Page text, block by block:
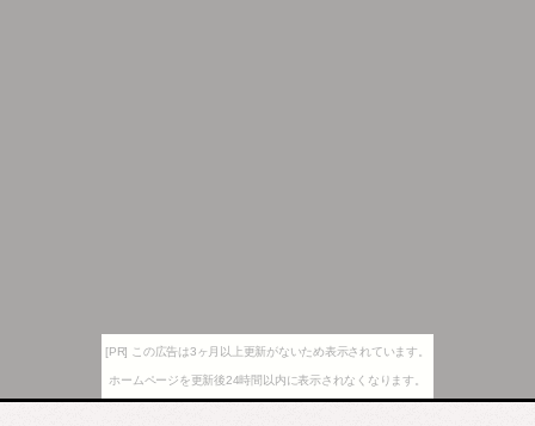
[PR] この広告は3ヶ月以上更新がないため表示されています。
ホームページを更新後24時間以内に表示されなくなります。